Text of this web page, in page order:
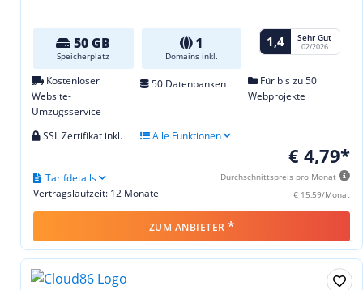
50 GB
Speicherplatz
1
Domains inkl.
1,4 Sehr Gut
02/2026
Kostenloser
Website-
Umzugsservice
50 Datenbanken
Für bis zu 50
Webprojekte
SSL Zertifikat inkl. Alle Funktionen
€ 4,79*
Durchschnittspreis pro Monat
€ 15,59/Monat
Vertragslaufzeit: 12 Monate
Tarifdetails
ZUM ANBIETER *